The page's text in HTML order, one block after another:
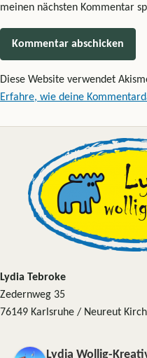
meinen nächsten Kommentar
Diese Website verwendet
Erfahre, wie deine
Lydia Tebroke
Zedernweg 35
76149 Karlsruhe / Neureut
Lydia Wollig-